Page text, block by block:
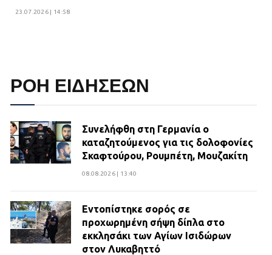
23.07.2026 | 14:58
ΡΟΗ ΕΙΔΗΣΕΩΝ
Συνελήφθη στη Γερμανία ο
καταζητούμενος για τις δολοφονίες
Σκαφτούρου, Ρουμπέτη, Μουζακίτη
08.08.2026 | 13:40
Εντοπίστηκε σορός σε
προχωρημένη σήψη δίπλα στο
εκκλησάκι των Αγίων Ισιδώρων
στον Λυκαβηττό